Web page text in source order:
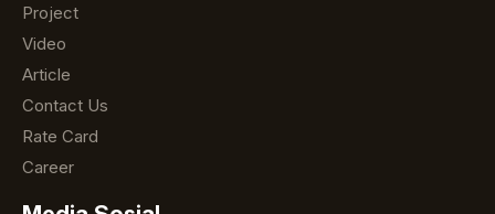
Project
Video
Article
Contact Us
Rate Card
Career